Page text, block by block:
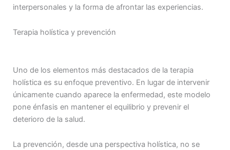
interpersonales y la forma de afrontar las experiencias.
Terapia holística y prevención
Uno de los elementos más destacados de la terapia
holística es su enfoque preventivo. En lugar de intervenir
únicamente cuando aparece la enfermedad, este modelo
pone énfasis en mantener el equilibrio y prevenir el
deterioro de la salud.
La prevención, desde una perspectiva holística, no se